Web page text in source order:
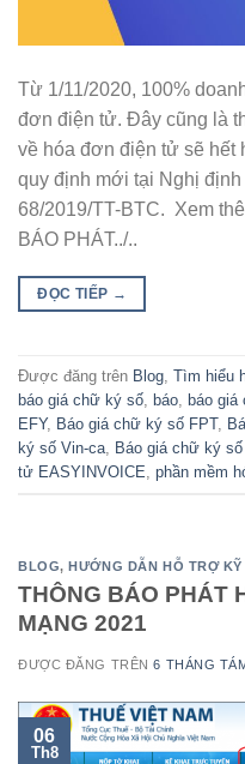
Từ 1/11/2020, 100%
đơn điện tử. Đây cũng là
về hóa đơn điện tử sẽ hết
quy định mới tại Nghị
68/2019/TT-BTC. Xem
BÁO PHÁT../..
ĐỌC TIẾP →
Được đăng trên Blog Tìm hiểu
báo giá chữ ký số báo báo giá
EFY, Báo giá chữ ký số FPT,
ký số Vin-ca Báo giá chữ ký
tử EASYINVOICE phần mềm
BLOG, HƯỚNG DẪN HỖ TRỢ
THÔNG BÁO PHÁT
MẠNG 2021
ĐƯỢC ĐĂNG TRÊN6 THÁNG
06
Th8